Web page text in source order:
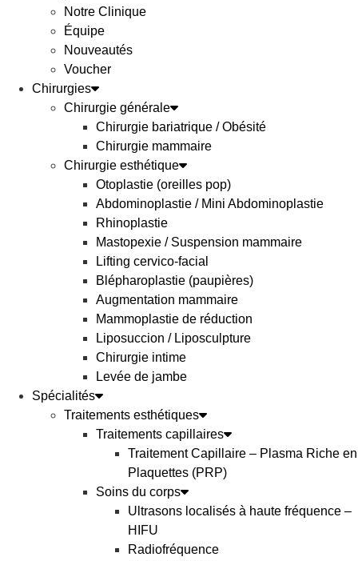
Notre Clinique
Équipe
Nouveautés
Voucher
Chirurgies
Chirurgie générale
Chirurgie bariatrique / Obésité
Chirurgie mammaire
Chirurgie esthétique
Otoplastie (oreilles pop)
Abdominoplastie / Mini Abdominoplastie
Rhinoplastie
Mastopexie / Suspension mammaire
Lifting cervico-facial
Blépharoplastie (paupières)
Augmentation mammaire
Mammoplastie de réduction
Liposuccion / Liposculpture
Chirurgie intime
Levée de jambe
Spécialités
Traitements esthétiques
Traitements capillaires
Traitement Capillaire – Plasma Riche en
Plaquettes (PRP)
Soins du corps
Ultrasons localisés à haute fréquence –
HIFU
Radiofréquence